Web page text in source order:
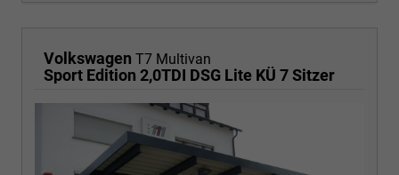
Volkswagen T7 Multivan
Sport Edition 2,0TDI DSG Lite KÜ 7 Sitzer